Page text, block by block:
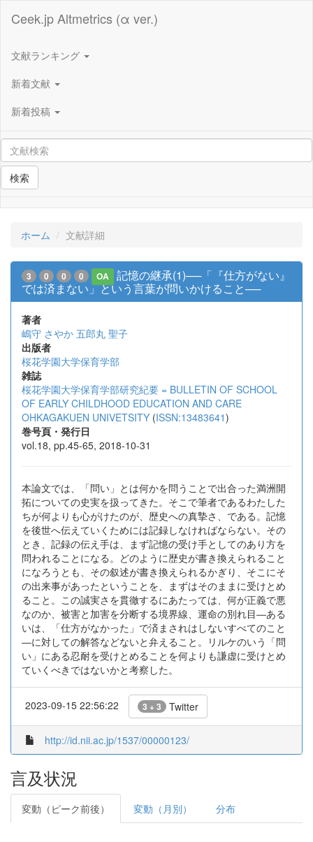
Ceek.jp Altmetrics (α ver.)
文献ランキング
新着文献
新着投稿
検索
ホーム 文献詳細
3 0 0 0 OA
記憶の継承(1)──「『仕方がない』
では済まない」という言葉が問いかけること──
著者
嶋守 さやか 五郎丸 聖子
出版者
桜花学園大学保育学部
雑誌
桜花学園大学保育学部研究紀要 = BULLETIN OF SCHOOL
OF EARLY CHILDHOOD EDUCATION AND CARE
OHKAGAKUEN UNIVETSITY (ISSN:13483641)
巻号頁・発行日
vol.18, pp.45-65, 2018-10-31
本論文では、「問い」とは何かを問うことで出合った満洲開
拓についての史実を扱ってきた。そこで筆者であるわたした
ちが何よりも心がけたのが、歴史への真摯さ、である。記憶
を後世へ伝えていくためには記録しなければならない。その
とき、記録の伝え手は、まず記憶の受け手としてのあり方を
問われることになる。どのように歴史が書き換えられること
になろうとも、その叙述が書き換えられるかぎり、そこにそ
の出来事があったということを、まずはそのままに受けとめ
ること。この誠実さを貫徹するにあたっては、何が正義で悪
なのか、被害と加害を分断する境界線、運命の別れ目―ある
いは、「仕方がなかった」で済まされはしないすべてのこと
―に対しての解答などないと弁えること。リルケのいう「問
い」にある忍耐を受けとめることを何よりも謙虚に受けとめ
ていくべきではないかと考察した。
2023-09-15 22:56:22 3 + 3 Twitter
http://id.nii.ac.jp/1537/00000123/
言及状況
変動（ピーク前後） 変動（月別） 分布